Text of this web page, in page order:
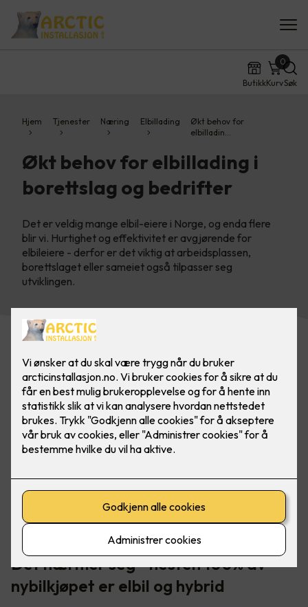
ButikkKurv
0
Søk
Hjem Tjenester Næring Elbillading
Økt behov for
elbilladin…
Økt behov for elbillading i
borettslag og bedrifter
Det er veldig mange elbil-eiere i Norge, og enda flere
blir vi. Hurtighet og effektivitet er avgjørende for
elbileiere - derfor er det viktig at arbeidsplassen,
borettslaget eller sameiet også tilpasser seg
utviklingen.
I Norge er det et stort, og voksende behov for tilgjengelige
elbilladere - både i borettslaget og på arbeidsplassen.
Foto: Marthe Thu (for Zaptec)
Det nærmer seg - nesten 100% av
nybilkjøpet er elbil og hybrid